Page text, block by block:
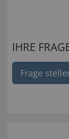
IHRE
Frage